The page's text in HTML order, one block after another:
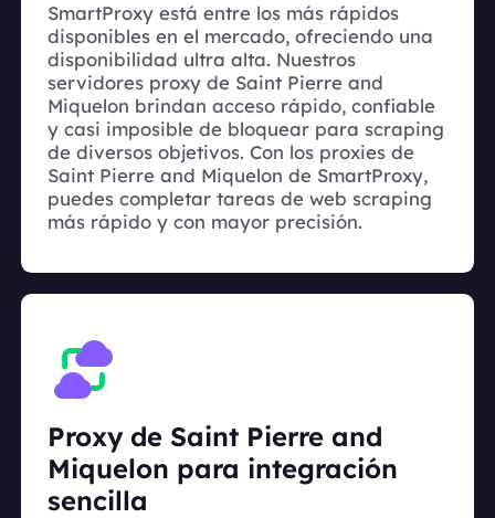
SmartProxy está entre los más rápidos
disponibles en el mercado, ofreciendo una
disponibilidad ultra alta. Nuestros
servidores proxy de Saint Pierre and
Miquelon brindan acceso rápido, confiable
y casi imposible de bloquear para scraping
de diversos objetivos. Con los proxies de
Saint Pierre and Miquelon de SmartProxy,
puedes completar tareas de web scraping
más rápido y con mayor precisión.
Proxy de Saint Pierre and
Miquelon para integración
sencilla